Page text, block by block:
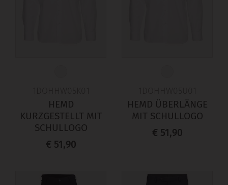
HEMD
KURZGESTELLT MIT
SCHULLOGO
€ 51,90
HEMD ÜBERLÄNGE
MIT SCHULLOGO
€ 51,90